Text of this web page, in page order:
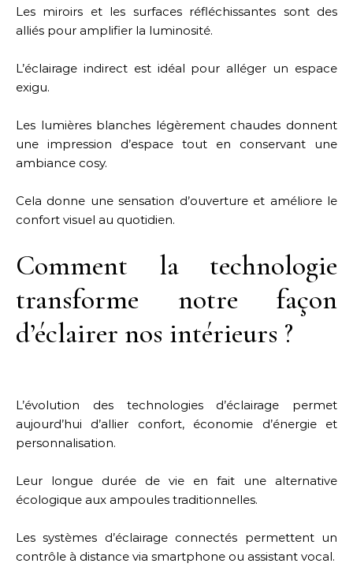
Les miroirs et les surfaces réfléchissantes sont des
alliés pour amplifier la luminosité.
L’éclairage indirect est idéal pour alléger un espace
exigu.
Les lumières blanches légèrement chaudes donnent
une impression d’espace tout en conservant une
ambiance cosy.
Cela donne une sensation d’ouverture et améliore le
confort visuel au quotidien.
Comment la technologie
transforme notre façon
d’éclairer nos intérieurs ?
L’évolution des technologies d’éclairage permet
aujourd’hui d’allier confort, économie d’énergie et
personnalisation.
Leur longue durée de vie en fait une alternative
écologique aux ampoules traditionnelles.
Les systèmes d’éclairage connectés permettent un
contrôle à distance via smartphone ou assistant vocal.